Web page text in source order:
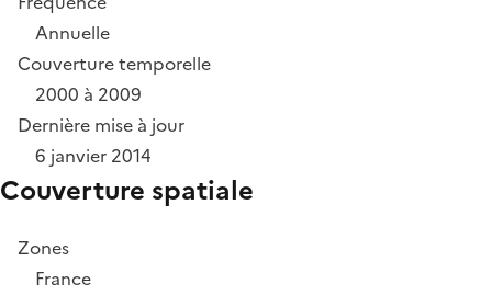
Annuelle
Couverture temporelle
2000 à 2009
Dernière mise à jour
6 janvier 2014
Couverture spatiale
Zones
France